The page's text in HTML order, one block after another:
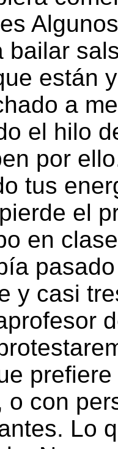
bailar
están
a
el hilo
por
tus
el
en
y casi
o con
Lo